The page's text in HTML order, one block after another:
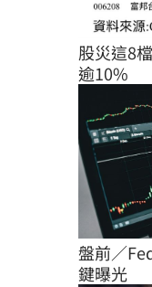
股災這8
逾10%
盤前／
鍵曝光